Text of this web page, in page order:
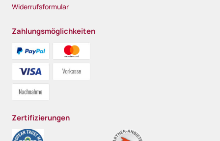
Widerrufsformular
Zahlungsmöglichkeiten
Zertifizierungen